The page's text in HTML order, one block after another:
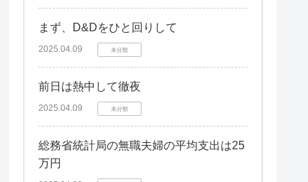
まず、D&Dをひと回りして
2025.04.09 未分類
前日は熱中して徹夜
2025.04.09 未分類
総務省統計局の無職夫婦の平均支出は25
万円